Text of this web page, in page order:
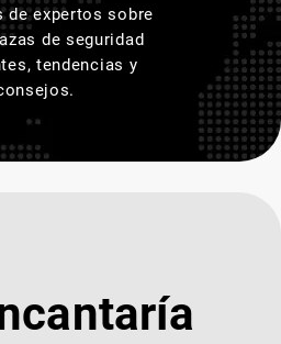
de expertos sobre
de seguridad
tendencias y